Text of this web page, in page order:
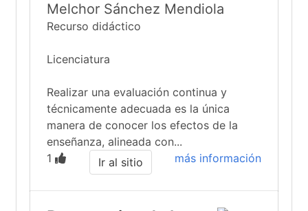
Melchor Sánchez Mendiola
Recurso didáctico
Licenciatura
Realizar una evaluación continua y
técnicamente adecuada es la única
manera de conocer los efectos de la
enseñanza, alineada con...
1
más información
Ir al sitio